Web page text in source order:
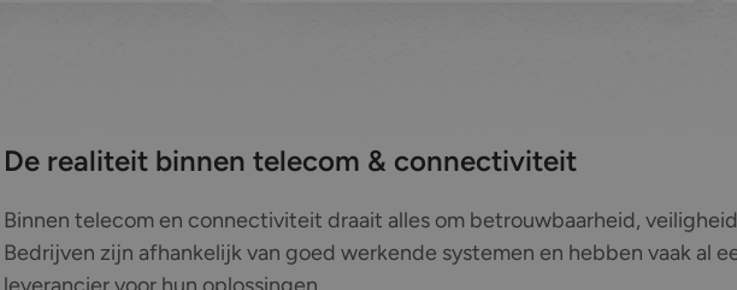
De realiteit binnen telecom & connectiviteit
Binnen telecom en connectiviteit draait alles om betrouwbaarheid,
Bedrijven zijn afhankelijk van goed werkende systemen en hebben vaak al